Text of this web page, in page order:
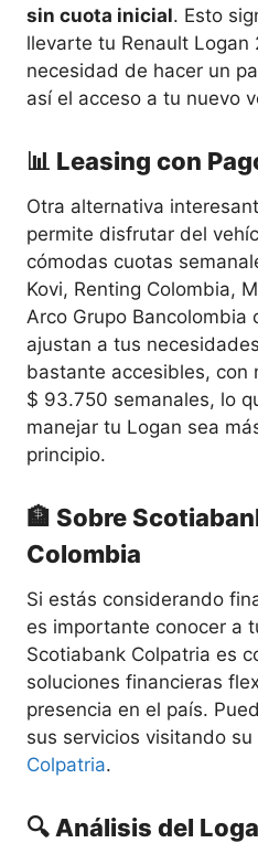
sin cuota inicial. Esto
llevarte tu Renault Logan
necesidad de hacer un
así el acceso a tu nuevo
📊 Leasing con
Otra alternativa
permite disfrutar del
cómodas cuotas
Kovi, Renting Colombia,
Arco Grupo Bancolombia
ajustan a tus
bastante accesibles, con
$ 93.750 semanales, lo
manejar tu Logan sea
principio.
🏦 Sobre
Colombia
Si estás considerando
es importante conocer a
Scotiabank Colpatria es
soluciones financieras
presencia en el país.
sus servicios visitando
Colpatria.
🔍 Análisis del